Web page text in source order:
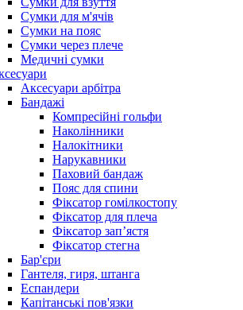
Сумки для м'ячів
Сумки на пояс
Сумки через плече
Медичні сумки
Аксесуари арбітра
Бандажі
Компресійні гольфи
Наколінники
Налокітники
Нарукавники
Паховий бандаж
Пояс для спини
Фіксатор гомілкостопу
Фіксатор для плеча
Фіксатор запʼястя
Фіксатор стегна
Бар'єри
Гантеля, гиря, штанга
Еспандери
Капітанські пов'язки